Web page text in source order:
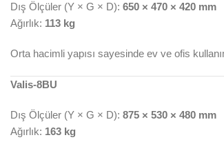
Dış Ölçüler (Y × G × D): 650 × 470 × 420 mm
Ağırlık: 113 kg
Orta hacimli yapısı sayesinde ev ve ofis
Valis-8BU
Dış Ölçüler (Y × G × D): 875 × 530 × 480 mm
Ağırlık: 163 kg